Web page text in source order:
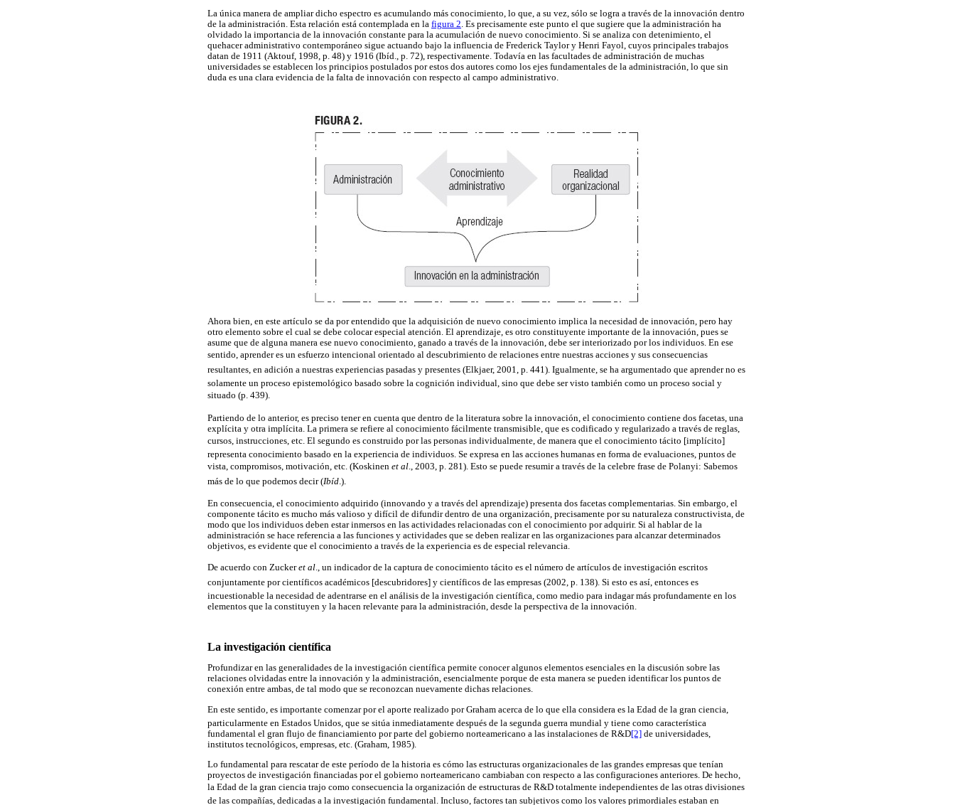
La única manera de ampliar dicho espectro es acumulando más conocimiento, lo que, a su vez, sólo se logra a través de la innovación dentro
de la administración. Esta relación está contemplada en la figura 2. Es precisamente este punto el que sugiere que la administración ha
olvidado la importancia de la innovación constante para la acumulación de nuevo conocimiento. Si se analiza con detenimiento, el
quehacer administrativo contemporáneo sigue actuando bajo la influencia de Frederick Taylor y Henri Fayol, cuyos principales trabajos
datan de 1911 (Aktouf, 1998, p. 48) y 1916 (Ibíd., p. 72), respectivamente. Todavía en las facultades de administración de muchas
universidades se establecen los principios postulados por estos dos autores como los ejes fundamentales de la administración, lo que sin
duda es una clara evidencia de la falta de innovación con respecto al campo administrativo.
Ahora bien, en este artículo se da por entendido que la adquisición de nuevo conocimiento implica la necesidad de innovación, pero hay
otro elemento sobre el cual se debe colocar especial atención. El aprendizaje, es otro constituyente importante de la innovación, pues se
asume que de alguna manera ese nuevo conocimiento, ganado a través de la innovación, debe ser interiorizado por los individuos. En ese
sentido, aprender es un esfuerzo intencional orientado al descubrimiento de relaciones entre nuestras acciones y sus consecuencias
resultantes, en adición a nuestras experiencias pasadas y presentes (Elkjaer, 2001, p. 441). Igualmente, se ha argumentado que aprender no es
solamente un proceso epistemológico basado sobre la cognición individual, sino que debe ser visto también como un proceso social y
situado (p. 439).
Partiendo de lo anterior, es preciso tener en cuenta que dentro de la literatura sobre la innovación, el conocimiento contiene dos facetas, una
explícita y otra implícita. La primera se refiere al conocimiento fácilmente transmisible, que es codificado y regularizado a través de reglas,
cursos, instrucciones, etc. El segundo es construido por las personas individualmente, de manera que el conocimiento tácito [implícito]
representa conocimiento basado en la experiencia de individuos. Se expresa en las acciones humanas en forma de evaluaciones, puntos de
vista, compromisos, motivación, etc. (Koskinen et al ., 2003, p. 281). Esto se puede resumir a través de la celebre frase de Polanyi: Sabemos
más de lo que podemos decir (Ibíd .).
En consecuencia, el conocimiento adquirido (innovando y a través del aprendizaje) presenta dos facetas complementarias. Sin embargo, el
componente tácito es mucho más valioso y difícil de difundir dentro de una organización, precisamente por su naturaleza constructivista, de
modo que los individuos deben estar inmersos en las actividades relacionadas con el conocimiento por adquirir. Si al hablar de la
administración se hace referencia a las funciones y actividades que se deben realizar en las organizaciones para alcanzar determinados
objetivos, es evidente que el conocimiento a través de la experiencia es de especial relevancia.
De acuerdo con Zuckeret al ., un indicador de la captura de conocimiento tácito es el número de artículos de investigación escritos
conjuntamente por científicos académicos [descubridores] y científicos de las empresas (2002, p. 138). Si esto es así, entonces es
incuestionable la necesidad de adentrarse en el análisis de la investigación científica, como medio para indagar más profundamente en los
elementos que la constituyen y la hacen relevante para la administración, desde la perspectiva de la innovación.
La investigación científica
Profundizar en las generalidades de la investigación científica permite conocer algunos elementos esenciales en la discusión sobre las
relaciones olvidadas entre la innovación y la administración, esencialmente porque de esta manera se pueden identificar los puntos de
conexión entre ambas, de tal modo que se reconozcan nuevamente dichas relaciones.
En este sentido, es importante comenzar por el aporte realizado por Graham acerca de lo que ella considera es la Edad de la gran ciencia,
particularmente en Estados Unidos, que se sitúa inmediatamente después de la segunda guerra mundial y tiene como característica
fundamental el gran flujo de financiamiento por parte del gobierno norteamericano a las instalaciones de R&D[2] de universidades,
institutos tecnológicos, empresas, etc. (Graham, 1985).
Lo fundamental para rescatar de este período de la historia es cómo las estructuras organizacionales de las grandes empresas que tenían
proyectos de investigación financiadas por el gobierno norteamericano cambiaban con respecto a las configuraciones anteriores. De hecho,
la Edad de la gran ciencia trajo como consecuencia la organización de estructuras de R&D totalmente independientes de las otras divisiones
de las compañías, dedicadas a la investigación fundamental. Incluso, factores tan subjetivos como los valores primordiales estaban en